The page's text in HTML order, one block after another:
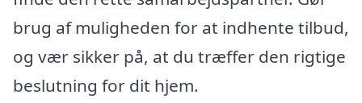
brug af muligheden for at indhente tilbud,
og vær sikker på, at du træffer den rigtige
beslutning for dit hjem.